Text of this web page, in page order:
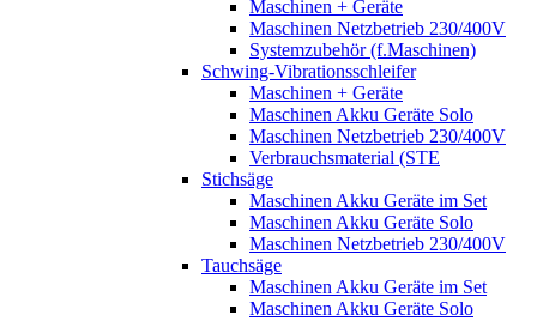
Maschinen + Geräte
Maschinen Netzbetrieb 230/400V
Systemzubehör (f.Maschinen)
Schwing-Vibrationsschleifer
Maschinen + Geräte
Maschinen Akku Geräte Solo
Maschinen Netzbetrieb 230/400V
Verbrauchsmaterial (STE
Stichsäge
Maschinen Akku Geräte im Set
Maschinen Akku Geräte Solo
Maschinen Netzbetrieb 230/400V
Tauchsäge
Maschinen Akku Geräte im Set
Maschinen Akku Geräte Solo